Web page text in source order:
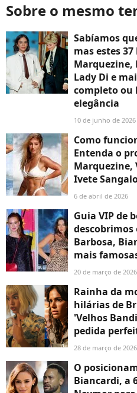
Sobre o mesmo
Sabíamos
mas estes
Marquezine,
Lady Di e
completo ou
elegância
10 de junho de 2026
Como
Entenda o
Marquezine,
Ivete
6 de abril de 2026
Guia VIP de
descobrimos
Barbosa,
mais
20 de março de 2026
Rainha da
hilárias de
'Velhos
pedida
28 de março de 2026
O
Biancardi, a